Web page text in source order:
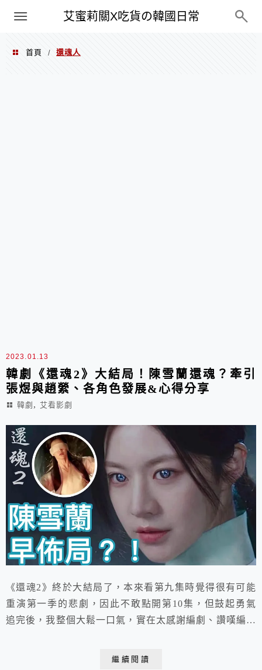
艾蜜莉關X吃貨の韓國日常
PXN
首頁 / 還魂人
2023.01.13
韓劇《還魂2》大結局！陳雪蘭還魂？牽引
張煜與趙縈、各角色發展&心得分享
韓劇 , 艾看影劇
《還魂2》終於大結局了，本來看第九集時覺得很有可能
重演第一季的悲劇，因此不敢點開第10集，但鼓起勇氣
追完後，我整個大鬆一口氣，實在太感謝編劇、讚嘆編劇
繼續閱讀